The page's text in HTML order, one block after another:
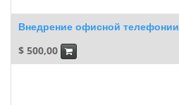
Внедрение офисной телефонии
$ 500,00